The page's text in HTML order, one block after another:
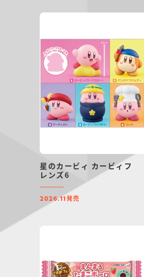
星のカービィ カービィフ
レンズ6
2026.11 発売